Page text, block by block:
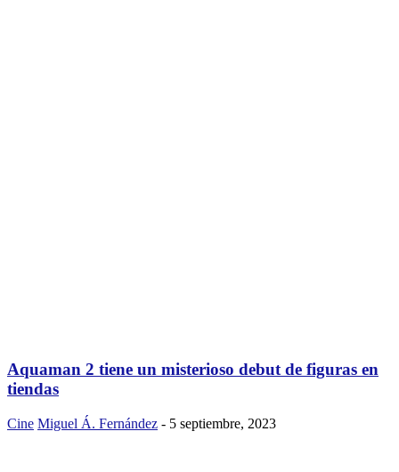
Aquaman 2 tiene un misterioso debut de figuras en
tiendas
Cine Miguel Á. Fernández - 5 septiembre, 2023